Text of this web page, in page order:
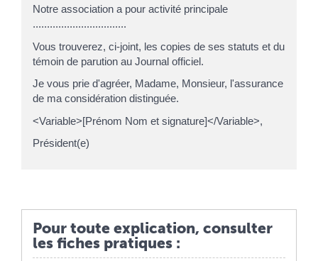
Notre association a pour activité principale
.................................
Vous trouverez, ci-joint, les copies de ses statuts et du
témoin de parution au Journal officiel.
Je vous prie d'agréer, Madame, Monsieur, l'assurance
de ma considération distinguée.
<Variable>[Prénom Nom et signature]</Variable>,
Président(e)
Pour toute explication, consulter
les fiches pratiques :